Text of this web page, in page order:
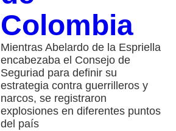
Colombia
Mientras Abelardo de la Espriella
encabezaba el Consejo de
Seguriad para definir su
estrategia contra guerrilleros y
narcos, se registraron
explosiones en diferentes puntos
del país